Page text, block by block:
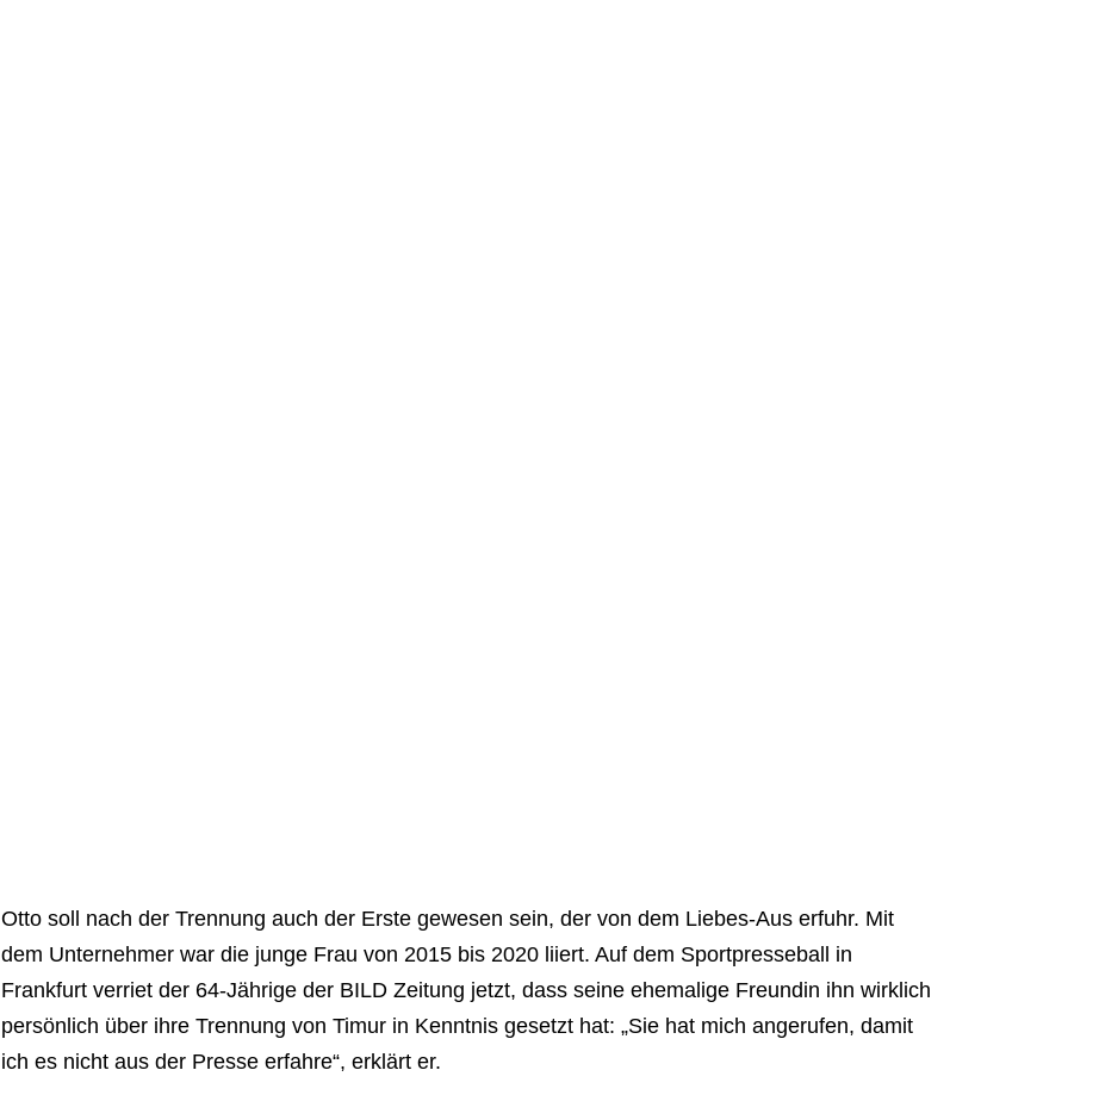
Otto soll nach der Trennung auch der Erste gewesen sein, der von dem Liebes-Aus erfuhr. Mit
dem Unternehmer war die junge Frau von 2015 bis 2020 liiert. Auf dem Sportpresseball in
Frankfurt verriet der 64-Jährige der BILD Zeitung jetzt, dass seine ehemalige Freundin ihn wirklich
persönlich über ihre Trennung von Timur in Kenntnis gesetzt hat: „Sie hat mich angerufen, damit
ich es nicht aus der Presse erfahre“, erklärt er.